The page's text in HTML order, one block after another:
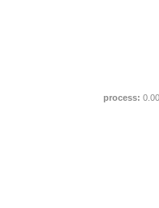
process: